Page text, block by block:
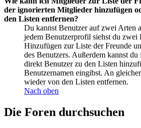
der ignorierten Mitglieder hinzufügen
den Listen entfernen?
Du kannst Benutzer auf zwei Arten
jedem Benutzerprofil siehst du zwei
Hinzufügen zur Liste der Freunde
des Benutzers. Außerdem kannst
direkt Benutzer zu den Listen
Benutzernamen eingibst. An
wieder von den Listen entfernen.
Nach oben
Die Foren durchsuchen